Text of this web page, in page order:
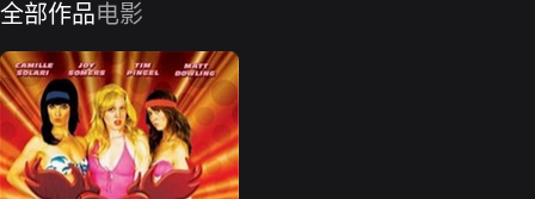
全部作品电影